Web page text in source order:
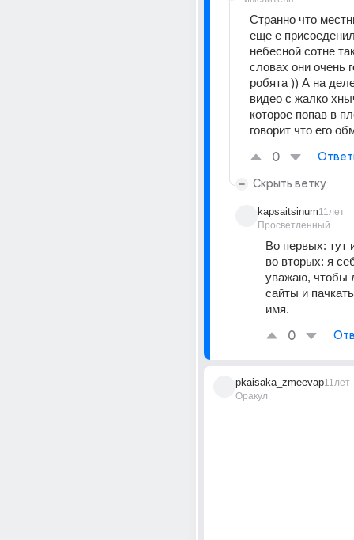
Странно что
еще е
небесной сотне
словах они очень
робята )) А на
видео с жалко
которое попав в
говорит что его
0
Скрыть ветку
kapsaitsinum
Просветленный
11лет
Во первых: тут
во вторых: я
уважаю, чтобы
сайты и
имя.
0
pkaisaka_zmeevap
Оракул
11лет